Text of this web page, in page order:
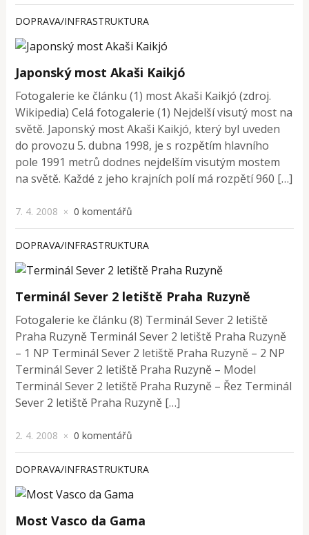
DOPRAVA/INFRASTRUKTURA
Japonský most Akaši Kaikjó
Fotogalerie ke článku (1) most Akaši Kaikjó (zdroj.
Wikipedia) Celá fotogalerie (1) Nejdelší visutý most na
světě. Japonský most Akaši Kaikjó, který byl uveden
do provozu 5. dubna 1998, je s rozpětím hlavního
pole 1991 metrů dodnes nejdelším visutým mostem
na světě. Každé z jeho krajních polí má rozpětí 960 […]
7. 4. 2008 × 0 komentářů
DOPRAVA/INFRASTRUKTURA
Terminál Sever 2 letiště Praha Ruzyně
Fotogalerie ke článku (8) Terminál Sever 2 letiště
Praha Ruzyně Terminál Sever 2 letiště Praha Ruzyně
– 1 NP Terminál Sever 2 letiště Praha Ruzyně – 2 NP
Terminál Sever 2 letiště Praha Ruzyně – Model
Terminál Sever 2 letiště Praha Ruzyně – Řez Terminál
Sever 2 letiště Praha Ruzyně […]
2. 4. 2008 × 0 komentářů
DOPRAVA/INFRASTRUKTURA
Most Vasco da Gama